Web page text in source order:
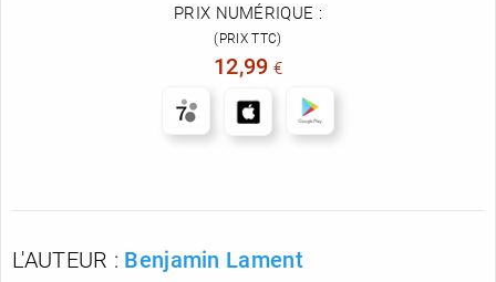
PRIX NUMÉRIQUE :
(PRIX TTC)
12,99 €
L'AUTEUR : Benjamin Lament